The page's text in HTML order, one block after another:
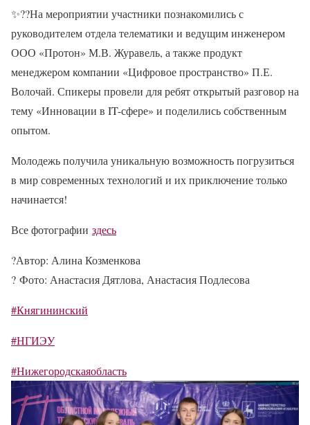
✨??На мероприятии участники познакомились с
руководителем отдела телематики и ведущим инженером
ООО «Протон» М.В. Журавель, а также продукт
менеджером компании «Цифровое пространство» П.Е.
Волочай. Спикеры провели для ребят открытый разговор на
тему «Инновации в IT-сфере» и поделились собственным
опытом.
Молодежь получила уникальную возможность погрузиться
в мир современных технологий и их приключение только
начинается!
Все фотографии здесь
?Автор: Алина Козменкова
? Фото: Анастасия Дятлова, Анастасия Подлесова
#Княгининский
#НГИЭУ
#Нижегородскаяобласть